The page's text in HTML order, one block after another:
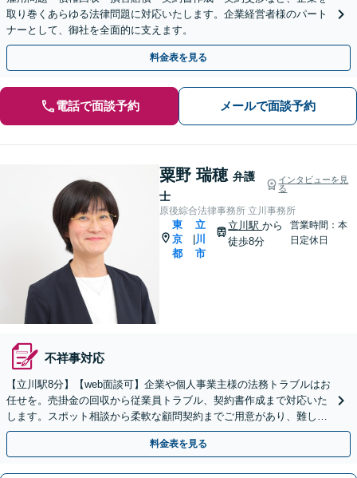
取り巻くあらゆる法律問題に対応いたします。企業経営者様のパート
ナーとして、御社を全面的に支えます。
料金表を見る
電話で面談予約 メールで面談予約
粟野 瑞穂 弁護
士
インタビューを見
る
原後綜合法律事務所 立川事務所
東
京
都
立
川
市
立川駅から
徒歩8分
営業時間：本
日定休日
不祥事対応
【立川駅8分】【web面談可】企業や個人事業主様の法務トラブルはお
任せを。売掛金の回収から従業員トラブル、契約書作成まで対応いた
します。スポット相談から柔軟な顧問契約までご用意があり、難しい
用語も分かりやすくご説明。【休日面談可】
料金表を見る